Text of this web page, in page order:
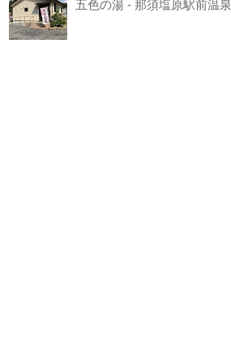
五色の湯 - 那須塩原駅前温泉